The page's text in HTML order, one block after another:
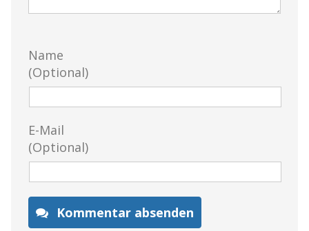
Name
(Optional)
E-Mail
(Optional)
Kommentar absenden